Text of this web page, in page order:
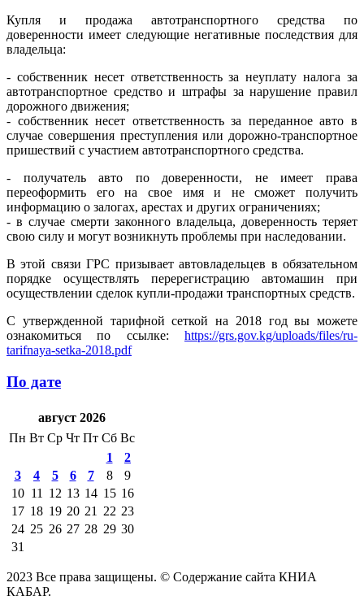
Купля и продажа автотранспортного средства по
доверенности имеет следующие негативные последствия для
владельца:
- собственник несет ответственность за неуплату налога за
автотранспортное средство и штрафы за нарушение правил
дорожного движения;
- собственник несет ответственность за переданное авто в
случае совершения преступления или дорожно-транспортное
пришествий с участием автотранспортного средства.
- получатель авто по доверенности, не имеет права
переоформить его на свое имя и не сможет получить
информацию о залогах, арестах и других ограничениях;
- в случае смерти законного владельца, доверенность теряет
свою силу и могут возникнуть проблемы при наследовании.
В этой связи ГРС призывает автовладельцев в обязательном
порядке осуществлять перерегистрацию автомашин при
осуществлении сделок купли-продажи транспортных средств.
С утвержденной тарифной сеткой на 2018 год вы можете
ознакомиться по ссылке: https://grs.gov.kg/uploads/files/ru-
tarifnaya-setka-2018.pdf
По дате
август 2026
Пн Вт Ср Чт Пт Сб Вс
1
2
3
4 5 6 7 8
9
10 11 12 13 14 15 16
17 18 19 20 21 22 23
24 25 26 27 28 29 30
31
2023 Все права защищены. © Содержание сайта КНИА
КАБАР.